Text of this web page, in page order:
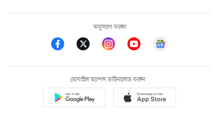
অনুসরণ করুন
মোবাইল অ্যাপস ডাউনলোড করুন